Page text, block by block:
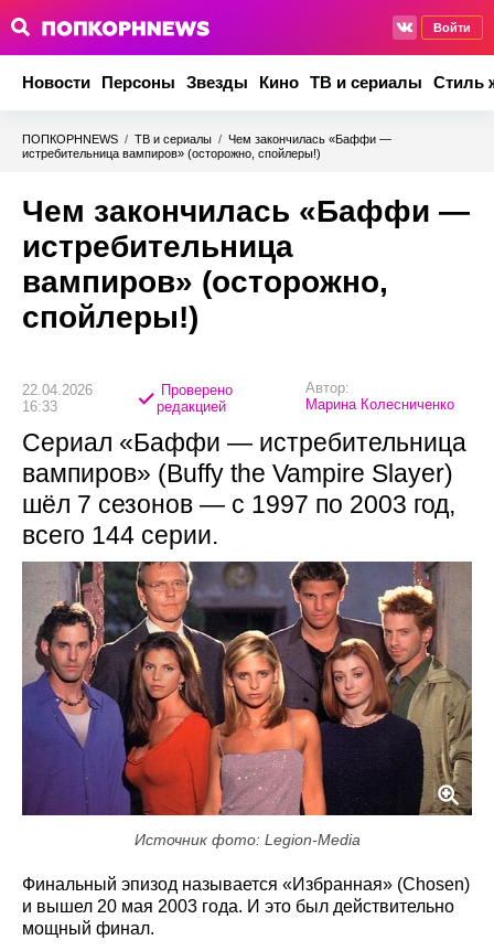
Войти
Новости Персоны Звезды Кино ТВ и сериалы Стиль
ПОПКОРНNEWS / ТВ и сериалы / Чем закончилась «Баффи —
истребительница вампиров» (осторожно, спойлеры!)
Чем закончилась «Баффи —
истребительница
вампиров» (осторожно,
спойлеры!)
22.04.2026
16:33
Проверено
редакцией
Автор:
Марина Колесниченко
Сериал «Баффи — истребительница
вампиров» (Buffy the Vampire Slayer)
шёл 7 сезонов — с 1997 по 2003 год,
всего 144 серии.
Источник фото: Legion-Media
Финальный эпизод называется «Избранная» (Chosen)
и вышел 20 мая 2003 года. И это был действительно
мощный финал.